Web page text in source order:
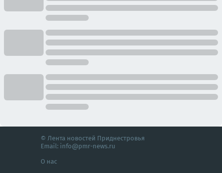
© Лента новостей Приднестровья
Email: info@pmr-news.ru
О нас